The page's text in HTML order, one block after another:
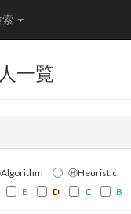
一覧
ⒽHeuristic
E D C B